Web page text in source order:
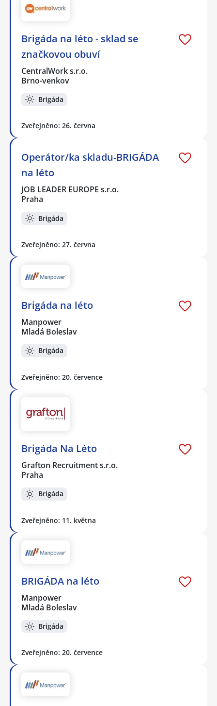
Brigáda na léto - sklad se
značkovou obuví
CentralWork s.r.o.
Brno-venkov
Brigáda
Zveřejněno: 26. června
Operátor/ka skladu-BRIGÁDA
na léto
JOB LEADER EUROPE s.r.o.
Praha
Brigáda
Zveřejněno: 27. června
Brigáda na léto
Manpower
Mladá Boleslav
Brigáda
Zveřejněno: 20. července
Brigáda Na Léto
Grafton Recruitment s.r.o.
Praha
Brigáda
Zveřejněno: 11. května
BRIGÁDA na léto
Manpower
Mladá Boleslav
Brigáda
Zveřejněno: 20. července